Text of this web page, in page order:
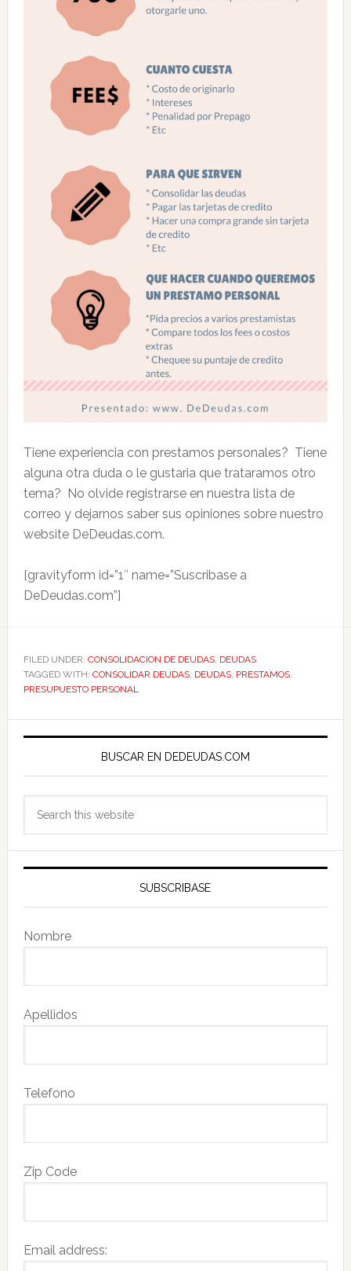
Tiene experiencia con prestamos personales? Tiene
alguna otra duda o le gustaria que trataramos otro
tema? No olvide registrarse en nuestra lista de
correo y dejarnos saber sus opiniones sobre nuestro
website DeDeudas.com.
[gravityform id=”1″ name=”Suscribase a
DeDeudas.com”]
FILED UNDER: CONSOLIDACION DE DEUDAS, DEUDAS
TAGGED WITH: CONSOLIDAR DEUDAS, DEUDAS, PRESTAMOS,
PRESUPUESTO PERSONAL
Primary
BUSCAR EN DEDEUDAS.COM
SUBSCRIBASE
Nombre
Apellidos
Telefono
Zip Code
Email address: